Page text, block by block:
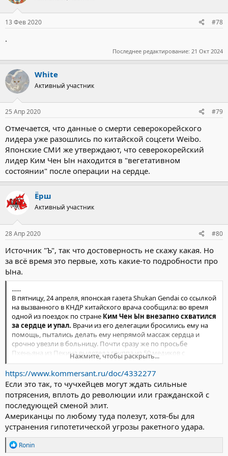
и
:
13 Фев 2020 #78
.
Последнее редактирование: 21 Окт 2024
White
Активный участник
25 Апр 2020 #79
Отмечается, что данные о смерти северокорейского
лидера уже разошлись по китайской соцсети Weibo.
Японские СМИ же утверждают, что северокорейский
лидер Ким Чен Ын находится в "вегетативном
состоянии" после операции на сердце.
Ёрш
Активный участник
28 Апр 2020 #80
Источник "Ъ", так что достоверность не скажу какая. Но
за всё время это первые, хоть какие-то подробности про
Ына.
......
В пятницу, 24 апреля, японская газета Shukan Gendai со ссылкой
на вызванного в КНДР китайского врача сообщила: во время
одной из поездок по стране Ким Чен Ын внезапно схватился
за сердце и упал. Врачи из его делегации бросились ему на
помощь, пытались делать ему непрямой массаж сердца и
срочно увезли в больницу. Почти сразу же по просьбе
Пхеньяна из Пекина вылетела группа из 50 медиков с
оборудованием (в том числе врачи-кардиологи и военные
медики, среди которых был и источник японской газеты).
Но, по словам собеседника издания, северокорейские врачи
понимали, что медлить нельзя, и решили самостоятельно
провести процедуру стентирования сосудов сердца.
Операцию доверили провести хирургу-кардиологу, много лет
проучившемуся в Китае, но у того возникли проблемы.«Он
сильно нервничал, руки дрожали. Кроме того, он никогда
не оперировал настолько ожиревшего человека, как Ким
Чен Ын, и в итоге стент поставили лишь через восемь
Нажмите, чтобы раскрыть...
https://www.kommersant.ru/doc/4332277
Если это так, то чучхейцев могут ждать сильные
потрясения, вплоть до революции или гражданской с
последующей сменой элит.
Американцы по любому туда полезут, хотя-бы для
устранения гипотетической угрозы ракетного удара.
Р
е
Ronin